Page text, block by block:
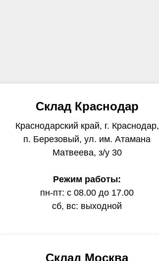
Склад Краснодар
Краснодарский край, г. Краснодар,
п. Березовый, ул. им. Атамана
Матвеева, з/у 30
Режим работы:
пн-пт: с 08.00 до 17.00
сб, вс: выходной
Склад Москва